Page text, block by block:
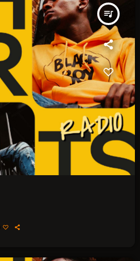
queue_music